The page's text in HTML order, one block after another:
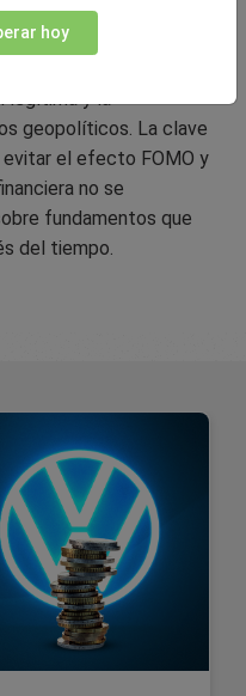
geopolíticos. La clave
evitar el efecto FOMO y
no se
fundamentos que
del tiempo.
hoy